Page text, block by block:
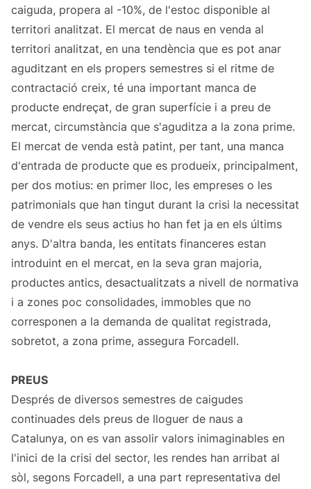
caiguda, propera al -10%, de l'estoc disponible al
territori analitzat. El mercat de naus en venda al
territori analitzat, en una tendència que es pot anar
aguditzant en els propers semestres si el ritme de
contractació creix, té una important manca de
producte endreçat, de gran superfície i a preu de
mercat, circumstància que s'aguditza a la zona prime.
El mercat de venda està patint, per tant, una manca
d'entrada de producte que es produeix, principalment,
per dos motius: en primer lloc, les empreses o les
patrimonials que han tingut durant la crisi la necessitat
de vendre els seus actius ho han fet ja en els últims
anys. D'altra banda, les entitats financeres estan
introduint en el mercat, en la seva gran majoria,
productes antics, desactualitzats a nivell de normativa
i a zones poc consolidades, immobles que no
corresponen a la demanda de qualitat registrada,
sobretot, a zona prime, assegura Forcadell.
PREUS
Després de diversos semestres de caigudes
continuades dels preus de lloguer de naus a
Catalunya, on es van assolir valors inimaginables en
l'inici de la crisi del sector, les rendes han arribat al
sòl, segons Forcadell, a una part representativa del